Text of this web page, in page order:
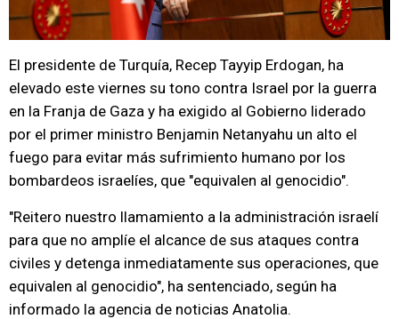
El presidente de Turquía, Recep Tayyip Erdogan, ha
elevado este viernes su tono contra Israel por la guerra
en la Franja de Gaza y ha exigido al Gobierno liderado
por el primer ministro Benjamin Netanyahu un alto el
fuego para evitar más sufrimiento humano por los
bombardeos israelíes, que "equivalen al genocidio".
"Reitero nuestro llamamiento a la administración israelí
para que no amplíe el alcance de sus ataques contra
civiles y detenga inmediatamente sus operaciones, que
equivalen al genocidio", ha sentenciado, según ha
informado la agencia de noticias Anatolia.